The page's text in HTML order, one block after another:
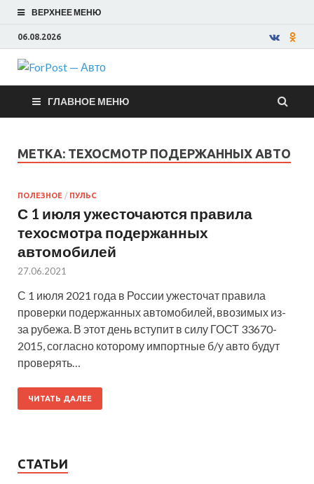
ВЕРХНЕЕ МЕНЮ
06.08.2026
ForPost —
Авто
ГЛАВНОЕ МЕНЮ
МЕТКА: ТЕХОСМОТР ПОДЕРЖАННЫХ АВТО
ПОЛЕЗНОЕ / ПУЛЬС
С 1 июля ужесточаются правила
техосмотра подержанных
автомобилей
27.06.2021
С 1 июля 2021 года в России ужесточат правила
проверки подержанных автомобилей, ввозимых из-
за рубежа. В этот день вступит в силу ГОСТ 33670-
2015, согласно которому импортные б/у авто будут
проверять…
ЧИТАТЬ ДАЛЕЕ
СТАТЬИ